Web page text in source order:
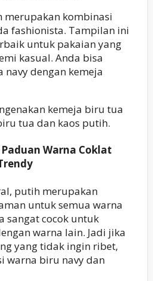
merupakan kombinasi
fashionista. Tampilan ini
untuk pakaian yang
kasual. Anda bisa
navy dengan kemeja
kemeja biru tua
tua dan kaos putih.
Warna Coklat
putih merupakan
untuk semua warna
sangat cocok untuk
warna lain. Jadi jika
yang tidak ingin ribet,
warna biru navy dan